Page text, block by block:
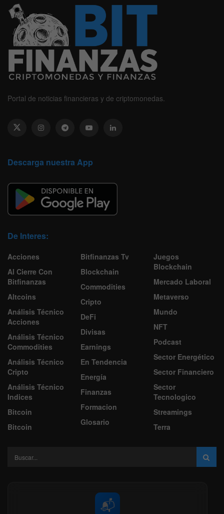
Portal de noticias financieras y de criptomonedas.
Descarga nuestra App
De Interes:
Acciones
Al Cierre Con
Bitfinanzas
Altcoins
Análisis Técnico
Acciones
Análisis Técnico
Commodities
Análisis Técnico
Cripto
Análisis Técnico
Indices
Bitcoin
Bitcoin
Bitfinanzas Tv
Blockchain
Commodities
Cripto
DeFi
Divisas
Earnings
En Tendencia
Energía
Finanzas
Formacion
Glosario
Juegos
Blockchain
Mercado Laboral
Metaverso
Mundo
NFT
Podcast
Sector Energético
Sector Financiero
Sector
Tecnologico
Streamings
Terra
📬